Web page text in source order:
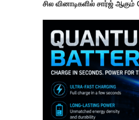
சில வினாடிகளில் சார்ஜ்